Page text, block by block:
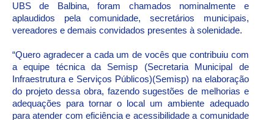
UBS de Balbina, foram chamados nominalmente e
aplaudidos pela comunidade, secretários municipais,
vereadores e demais convidados presentes à solenidade.
“Quero agradecer a cada um de vocês que contribuiu com
a equipe técnica da Semisp (Secretaria Municipal de
Infraestrutura e Serviços Públicos)(Semisp) na elaboração
do projeto dessa obra, fazendo sugestões de melhorias e
adequações para tornar o local um ambiente adequado
para atender com eficiência e acessibilidade a comunidade